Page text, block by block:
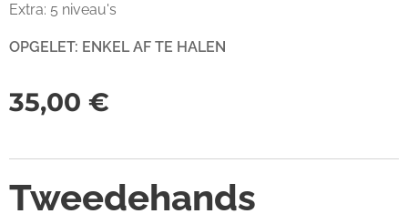
Extra: 5 niveau's
OPGELET: ENKEL AF TE HALEN
35,00 €
Tweedehands